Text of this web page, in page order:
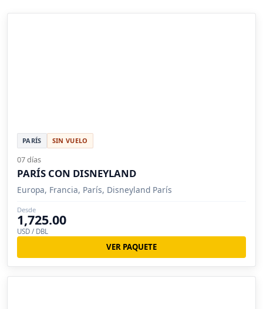
PARÍS SIN VUELO
07 días
PARÍS CON DISNEYLAND
Europa, Francia, París, Disneyland París
Desde
1,725.00
USD / DBL
VER PAQUETE